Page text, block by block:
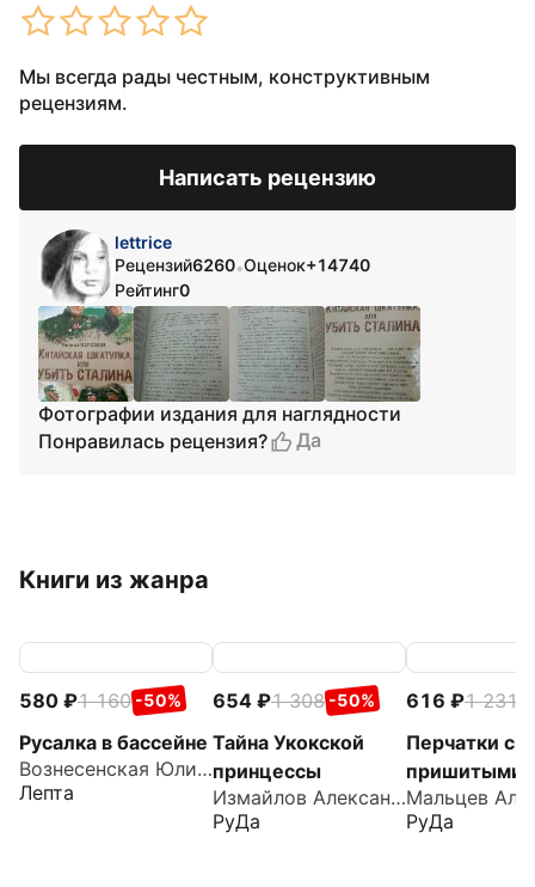
Мы всегда рады честным, конструктивным
рецензиям.
Написать рецензию
lettrice
Рецензий6260•Оценок+14740
Рейтинг0
Фотографии издания для наглядности
Понравилась рецензия?
Да
Книги из жанра
580 1 160 -50%
Русалка в бассейне
Вознесенская Юлия Николаевна
Лепта
654 1 308 -50%
Тайна Укокской
принцессы
Измайлов Александр
РуДа
616 1 231
Перчатки с
пришитыми
пальцами
РуДа